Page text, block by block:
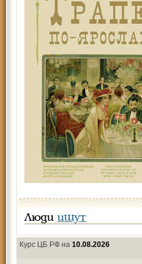
Люди ищут
Курс ЦБ РФ на 10.08.2026